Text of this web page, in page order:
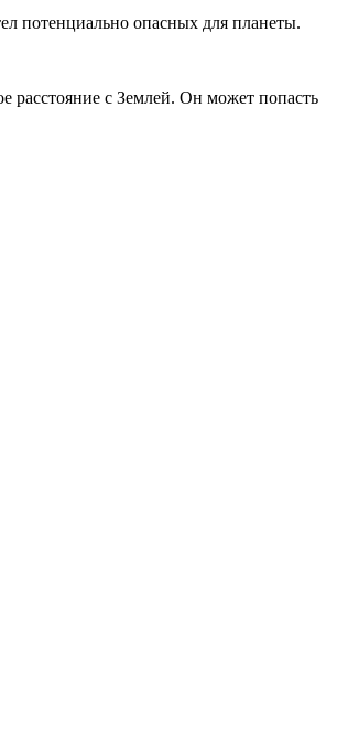
потенциально опасных для планеты.
расстояние с Землей. Он может попасть